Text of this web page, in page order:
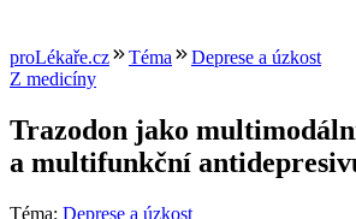
proLékaře.cz Téma
Deprese a úzkost
Z medicíny
Trazodon jako
a multifunkční
Téma: Deprese a úzkost